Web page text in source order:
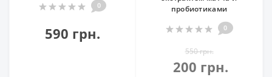
0
590 грн.
пробиотиками
0
550 грн.
200 грн.